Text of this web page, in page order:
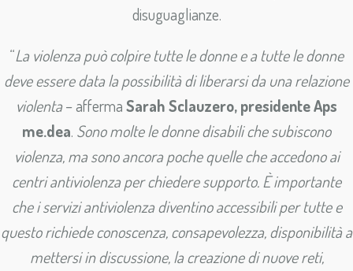
disuguaglianze.
“La violenza può colpire tutte le donne e a tutte le donne
deve essere data la possibilità di liberarsi da una relazione
violenta– affermaSarah Sclauzero, presidente Aps
me.dea. Sono molte le donne disabili che subiscono
violenza, ma sono ancora poche quelle che accedono ai
centri antiviolenza per chiedere supporto. È importante
che i servizi antiviolenza diventino accessibili per tutte e
questo richiede conoscenza, consapevolezza, disponibilità a
mettersi in discussione, la creazione di nuove reti,